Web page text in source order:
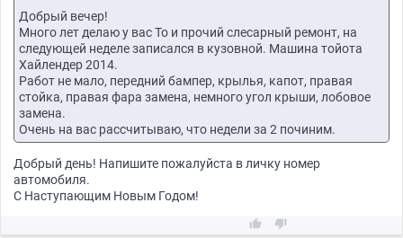
Добрый вечер!
Много лет делаю у вас То и прочий слесарный ремонт, на
следующей неделе записался в кузовной. Машина тойота
Хайлендер 2014.
Работ не мало, передний бампер, крылья, капот, правая
стойка, правая фара замена, немного угол крыши, лобовое
замена.
Очень на вас рассчитываю, что недели за 2 починим.
Добрый день! Напишите пожалуйста в личку номер
автомобиля.
С Наступающим Новым Годом!
 